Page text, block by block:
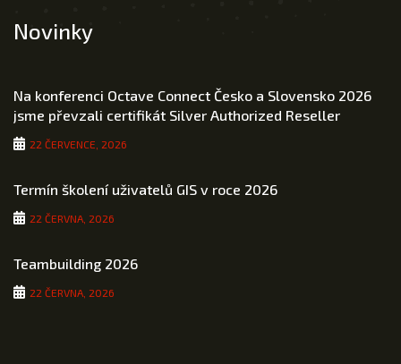
Novinky
Na konferenci Octave Connect Česko a Slovensko 2026
jsme převzali certifikát Silver Authorized Reseller
22 ČERVENCE, 2026
Termín školení uživatelů GIS v roce 2026
22 ČERVNA, 2026
Teambuilding 2026
22 ČERVNA, 2026